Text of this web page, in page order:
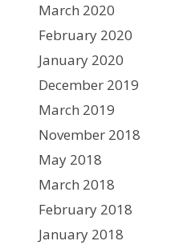
March 2020
February 2020
January 2020
December 2019
March 2019
November 2018
May 2018
March 2018
February 2018
January 2018